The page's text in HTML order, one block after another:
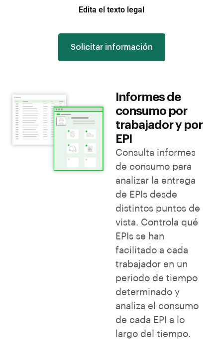
Edita el texto legal
Solicitar información
Informes de
consumo por
trabajador y por
EPI
Consulta informes
de consumo para
analizar la entrega
de EPIs desde
distintos puntos de
vista. Controla qué
EPIs se han
facilitado a cada
trabajador en un
periodo de tiempo
determinado y
analiza el consumo
de cada EPI a lo
largo del tiempo.